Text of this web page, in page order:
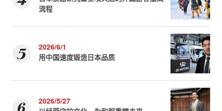
流程
2026/6/1
用中国速度锻造日本品质
2026/5/27